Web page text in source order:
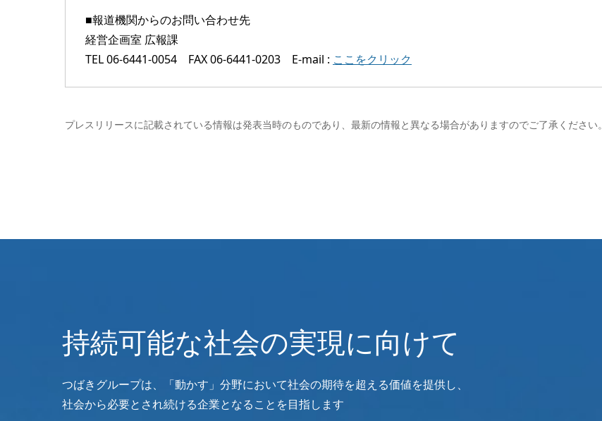
■報道機関からのお問い合わせ先
経営企画室 広報課
TEL 06-6441-0054 FAX 06-6441-0203 E-mail : ここをクリック
プレスリリースに記載されている情報は発表当時のものであり、最新の情報と異なる場合がありますのでご了承ください。
持続可能な社会の実現に向けて
つばきグループは、「動かす」分野において社会の期待を超える価値を提供し、
社会から必要とされ続ける企業となることを目指します